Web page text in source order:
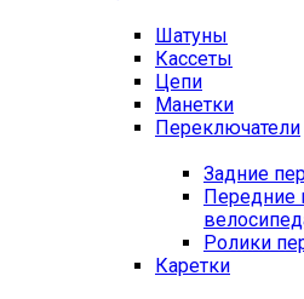
Шатуны
Кассеты
Цепи
Манетки
Переключатели
Задние
Передние
Ролики
Каретки